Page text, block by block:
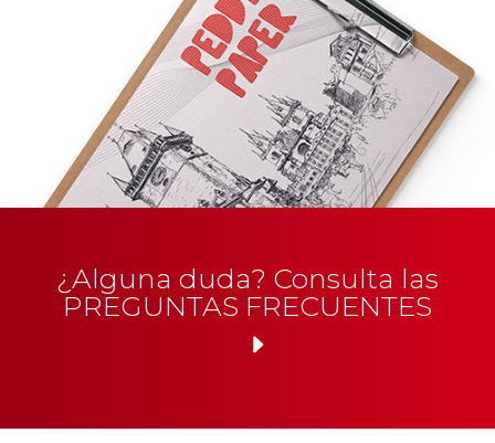
¿Alguna duda? Consulta las
PREGUNTAS FRECUENTES